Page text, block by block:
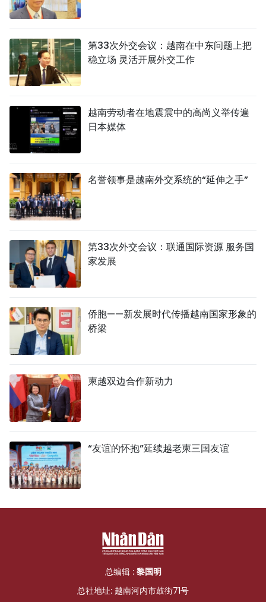
第33次外交会议：越南在中东问题上把
稳立场 灵活开展外交工作
越南劳动者在地震震中的高尚义举传遍
日本媒体
名誉领事是越南外交系统的“延伸之手”
第33次外交会议：联通国际资源 服务国
家发展
侨胞——新发展时代传播越南国家形象的
桥梁
柬越双边合作新动力
“友谊的怀抱”延续越老柬三国友谊
总编辑 : 黎国明
总社地址: 越南河内市鼓街71号